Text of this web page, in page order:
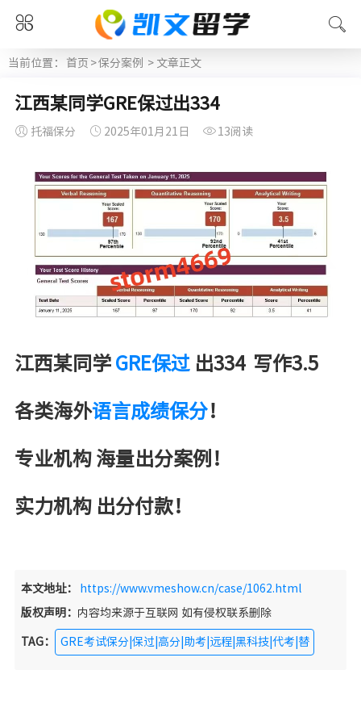
当前位置： 首页 >保分案例 > 文章正文
江西某同学GRE保过出334
托福保分 2025年01月21日 13阅读
江西某同学 GRE保过 出334 写作3.5
各类海外语言成绩保分！
专业机构 海量出分案例！
实力机构 出分付款！
本文地址： https://www.vmeshow.cn/case/1062.html
版权声明： 内容均来源于互联网 如有侵权联系删除
TAG： GRE考试保分|保过|高分|助考|远程|黑科技|代考|替